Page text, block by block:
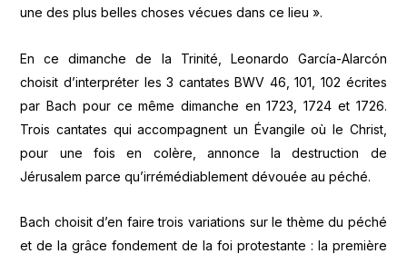
une des plus belles choses vécues dans ce lieu ».
En ce dimanche de la Trinité, Leonardo García-Alarcón
choisit d’interpréter les 3 cantates BWV 46, 101, 102 écrites
par Bach pour ce même dimanche en 1723, 1724 et 1726.
Trois cantates qui accompagnent un Évangile où le Christ,
pour une fois en colère, annonce la destruction de
Jérusalem parce qu’irrémédiablement dévouée au péché.
Bach choisit d’en faire trois variations sur le thème du péché
et de la grâce fondement de la foi protestante : la première